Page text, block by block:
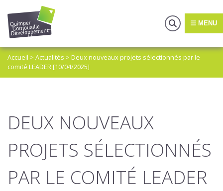
MENU
Accueil > Actualités > Deux nouveaux projets sélectionnés par le
comité LEADER [10/04/2025]
DEUX NOUVEAUX
PROJETS SÉLECTIONNÉS
PAR LE COMITÉ LEADER